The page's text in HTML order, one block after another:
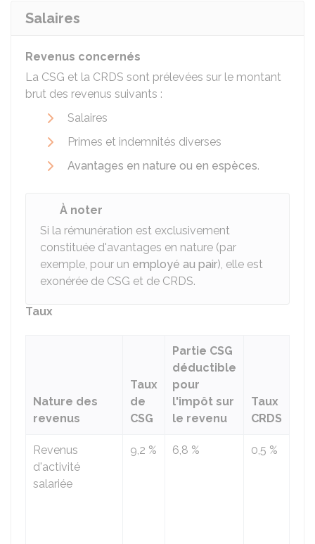
Salaires
Revenus concernés
La CSG et la CRDS sont prélevées sur le montant
brut des revenus suivants :
Salaires
Primes et indemnités diverses
Avantages en nature ou en espèces.
À noter
Si la rémunération est exclusivement
constituée d'avantages en nature (par
exemple, pour un employé au pair), elle est
exonérée de CSG et de CRDS.
Taux
Nature des
revenus
Taux
de
CSG
Partie CSG
déductible
pour
l'impôt sur
le revenu
Taux
CRDS
Revenus
d'activité
salariée
9,2 % 6,8 % 0,5 %